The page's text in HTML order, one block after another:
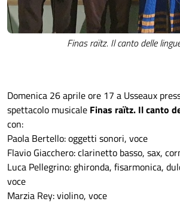
Finas raïtz. Il canto delle
Domenica 26 aprile ore 17 a Usseaux
spettacolo musicale Finas raïtz. Il canto
con:
Paola Bertello: oggetti sonori, voce
Flavio Giacchero: clarinetto basso, sax,
Luca Pellegrino: ghironda, fisarmonica,
voce
Marzia Rey: violino, voce